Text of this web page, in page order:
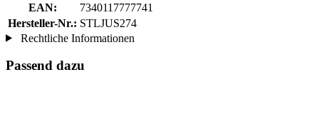
EAN:
7340117777741
Hersteller-Nr.: STLJUS274
Rechtliche Informationen
Passend dazu